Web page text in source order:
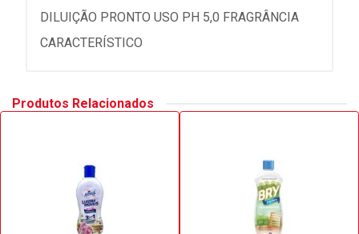
DILUIÇÃO PRONTO USO PH 5,0 FRAGRÂNCIA
CARACTERÍSTICO
Produtos Relacionados